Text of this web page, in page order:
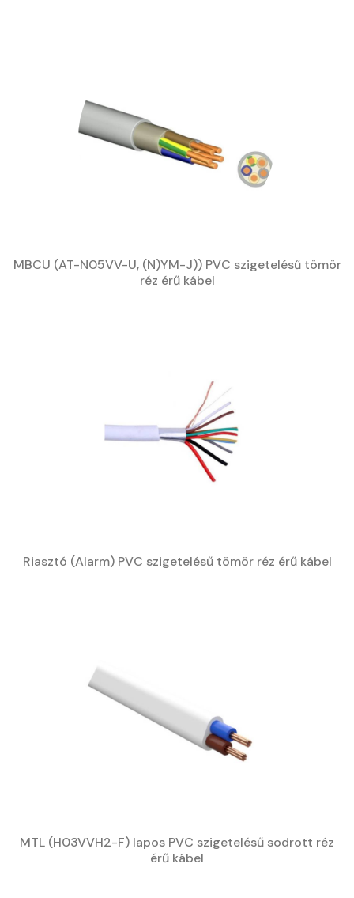
MBCU (AT-N05VV-U, (N)YM-J)) PVC szigetelésű tömör
réz érű kábel
Riasztó (Alarm) PVC szigetelésű tömör réz érű kábel
MTL (H03VVH2-F) lapos PVC szigetelésű sodrott réz
érű kábel